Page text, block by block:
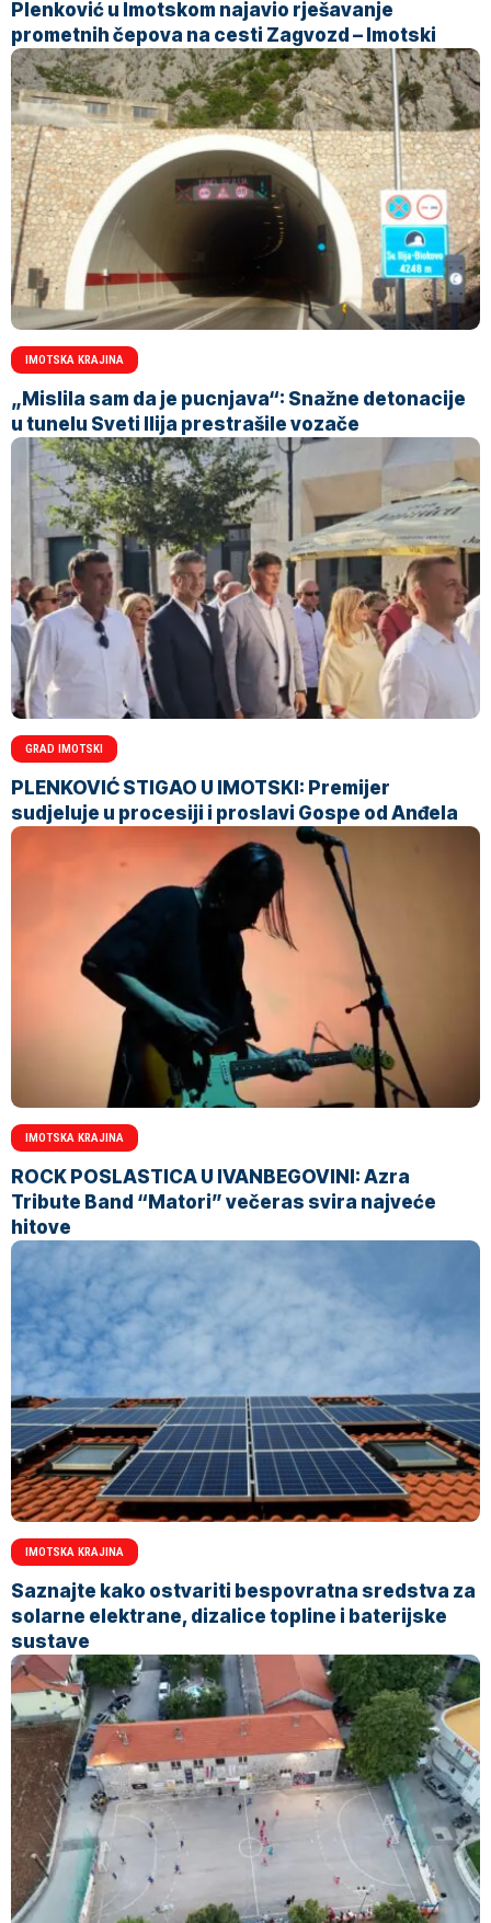
Plenković u Imotskom najavio rješavanje
prometnih čepova na cesti Zagvozd – Imotski
IMOTSKA KRAJINA
„Mislila sam da je pucnjava“: Snažne detonacije
u tunelu Sveti Ilija prestrašile vozače
GRAD IMOTSKI
PLENKOVIĆ STIGAO U IMOTSKI: Premijer
sudjeluje u procesiji i proslavi Gospe od Anđela
IMOTSKA KRAJINA
ROCK POSLASTICA U IVANBEGOVINI: Azra
Tribute Band “Matori” večeras svira najveće
hitove
IMOTSKA KRAJINA
Saznajte kako ostvariti bespovratna sredstva za
solarne elektrane, dizalice topline i baterijske
sustave